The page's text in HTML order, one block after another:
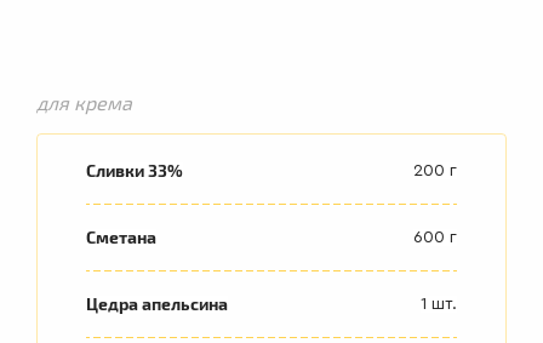
для крема
Сливки 33% 200 г
Сметана 600 г
Цедра апельсина 1 шт.